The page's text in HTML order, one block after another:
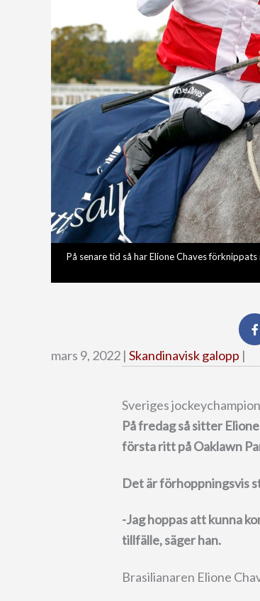
På senare tid så har Elione Chaves
mars 9, 2022 | Skandinavisk galopp |
Sveriges
På fredag så sitter
första ritt på Oaklawn
Det är förhoppningsvis
-Jag hoppas att kunna
tillfälle, säger han.
Brasilianaren Elione